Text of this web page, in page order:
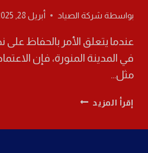
بواسطة شركة الصياد أبريل 28, 2025
عندما يتعلق الأمر بالحفاظ على
في المدينة المنورة، فإن
مثل…
إقرأ المزيد شركة